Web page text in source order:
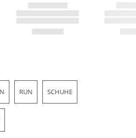
RUN SCHUHE